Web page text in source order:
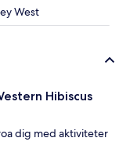
West
Hibiscus
dig med aktiviteter